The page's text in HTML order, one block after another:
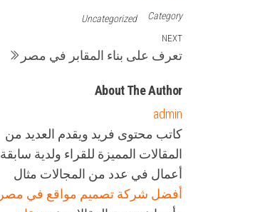
Category
Uncategorized
تصفّح
المقالات
Next
Post
NEXT
تعرف على بناء المقابر في مصر
About The Author
admin
كاتب محتوى فريد ويقدم العديد من
المقالات المميزة للقراء ولدية سابقة
أعمال في عدد من المجالات مثال
أفضل شركة تصميم مواقع في مصر